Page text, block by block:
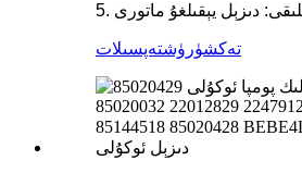
دىزېل يېقىلغۇ ماتورى
تەكشۈرۈشتەپسىلات